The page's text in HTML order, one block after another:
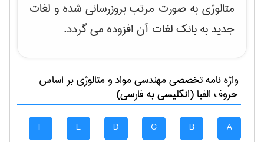
متالوژی به صورت مرتب بروزرسانی شده و لغات
جدید به بانک لغات آن افزوده می گردد.
واژه نامه تخصصیمهندسی مواد و متالوژیبر اساس
حروف الفبا (انگلیسی به فارسی)
A
B
C
D
E
F